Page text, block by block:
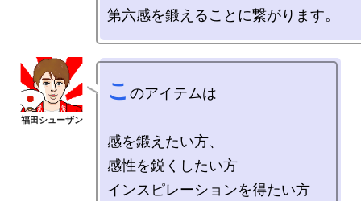
こ のアイテムは
感を鍛えたい方、
感性を鋭くしたい方
インスピレーションを得たい方